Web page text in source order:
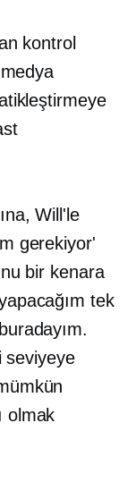
kontrol
Will'le
gerekiyor'
bir kenara
tek
seviyeye
olmak